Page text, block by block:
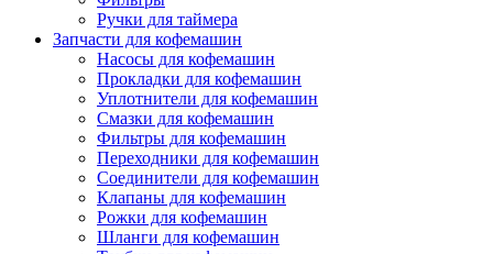
Ручки для таймера
Запчасти для кофемашин
Насосы для кофемашин
Прокладки для кофемашин
Уплотнители для кофемашин
Смазки для кофемашин
Фильтры для кофемашин
Переходники для кофемашин
Соединители для кофемашин
Клапаны для кофемашин
Рожки для кофемашин
Шланги для кофемашин